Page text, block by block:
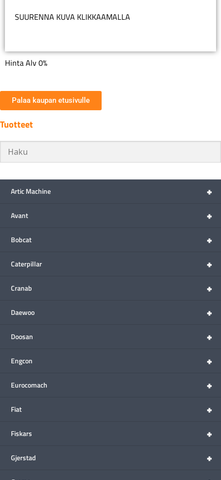
SUURENNA KUVA KLIKKAAMALLA
Hinta Alv 0%
Palaa kaupan etusivulle
Tuotteet
+
Artic Machine
+
Avant
+
Bobcat
+
Caterpillar
+
Cranab
+
Daewoo
+
Doosan
+
Engcon
+
Eurocomach
+
Fiat
+
Fiskars
+
Gjerstad